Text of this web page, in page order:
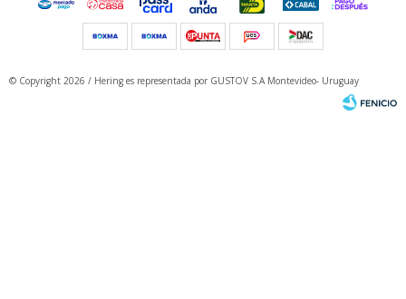
© Copyright 2026 / Hering es representada por GUSTOV S.A Montevideo- Uruguay